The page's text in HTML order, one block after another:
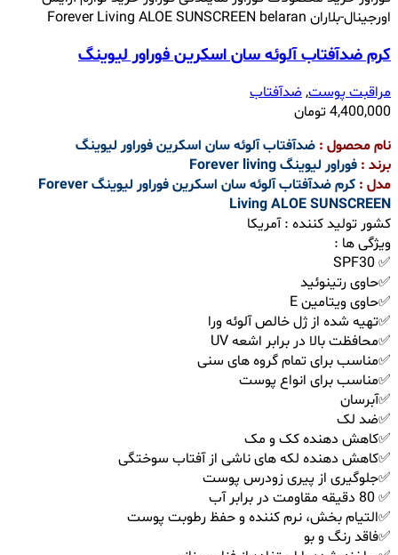
کرم ضدآفتاب آلوئه سان اسکرین فوراور لیوینگ
مراقبت پوست,ضدآفتاب
4,400,000تومان
نام محصول : ضدآفتاب آلوئه سان اسکرین فوراور لیوینگ
برند : فوراور لیوینگ Forever living
مدل :
کرم ضدآفتاب آلوئه سان اسکرین فوراور لیوینگ Forever
Living ALOE SUNSCREEN
کشور تولید کننده : آمریکا
ویژگی ها :
✅ SPF30
✅حاوی رتینوئید
✅حاوی ویتامین E
✅تهیه شده از ژل خالص آلوئه ورا
✅محافظت بالا در برابر اشعه UV
✅مناسب برای تمام گروه های سنی
✅مناسب برای انواع پوست
✅آبرسان
✅ضد لک
✅کاهش دهنده کک و مک
✅کاهش دهنده لکه های ناشی از آفتاب سوختگی
✅جلوگیری از پیری زودرس پوست
✅ 80 دقیقه مقاومت در برابر آب
✅التیام بخش، نرم کننده و حفظ رطوبت پوست
✅فاقد رنگ و بو